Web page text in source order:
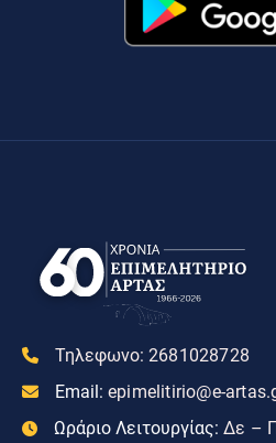
Τηλεφωνο: 2681028728
Email: epimelitirio@e-
Ωράριο Λειτουργίας: Δε –